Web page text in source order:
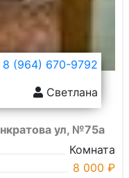
8 (964) 670-9792
Светлана
ул, №75а
Комната
8 000 ₽